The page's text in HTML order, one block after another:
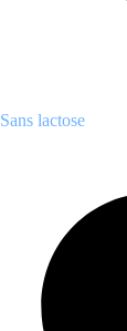
Sans lactose